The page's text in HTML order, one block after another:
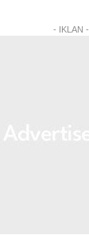
- IKLAN -